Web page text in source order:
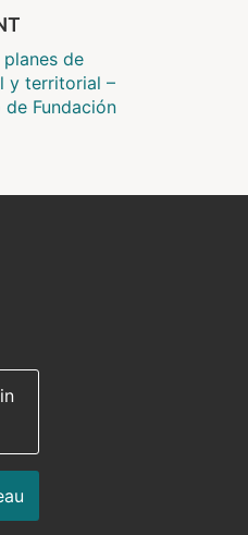
de
y territorial –
Fundación